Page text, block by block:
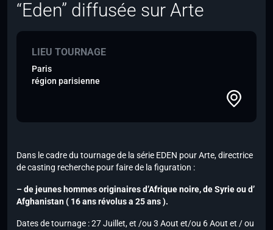
“Eden” diffusée sur Arte
LIEU TOURNAGE
Paris
région parisienne
Dans le cadre du tournage de la série EDEN pour Arte, directrice
de casting recherche pour faire de la figuration :
– de jeunes hommes originaires d’Afrique noire, de Syrie ou d’
Afghanistan ( 16 ans révolus a 25 ans ).
Dates de tournage : 27 Juillet, et /ou 3 Aout et/ou 6 Aout et / ou